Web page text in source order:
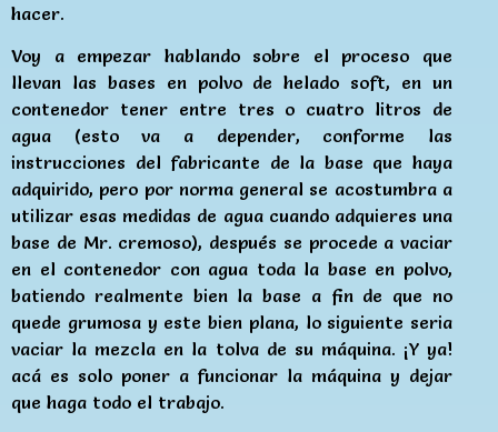
hacer.
Voy a empezar hablando sobre el proceso que
llevan las bases en polvo de helado soft, en un
contenedor tener entre tres o cuatro litros de
agua (esto va a depender, conforme las
instrucciones del fabricante de la base que haya
adquirido, pero por norma general se acostumbra a
utilizar esas medidas de agua cuando adquieres una
base de Mr. cremoso), después se procede a vaciar
en el contenedor con agua toda la base en polvo,
batiendo realmente bien la base a fin de que no
quede grumosa y este bien plana, lo siguiente seria
vaciar la mezcla en la tolva de su máquina. ¡Y ya!
acá es solo poner a funcionar la máquina y dejar
que haga todo el trabajo.